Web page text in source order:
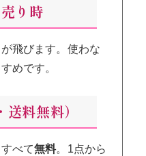
り時
飛びます。使わな
めです。
料無料）
べて無料。1点から